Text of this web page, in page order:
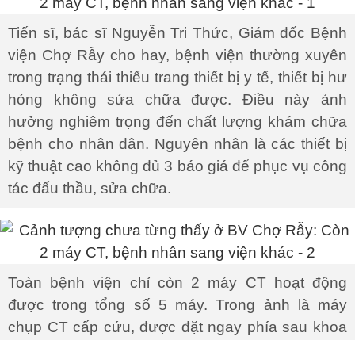
Tiến sĩ, bác sĩ Nguyễn Tri Thức, Giám đốc Bệnh
viện Chợ Rẫy cho hay, bệnh viện thường xuyên
trong trạng thái thiếu trang thiết bị y tế, thiết bị hư
hỏng không sửa chữa được. Điều này ảnh
hưởng nghiêm trọng đến chất lượng khám chữa
bệnh cho nhân dân. Nguyên nhân là các thiết bị
kỹ thuật cao không đủ 3 báo giá để phục vụ công
tác đấu thầu, sửa chữa.
Toàn bệnh viện chỉ còn 2 máy CT hoạt động
được trong tổng số 5 máy. Trong ảnh là máy
chụp CT cấp cứu, được đặt ngay phía sau khoa